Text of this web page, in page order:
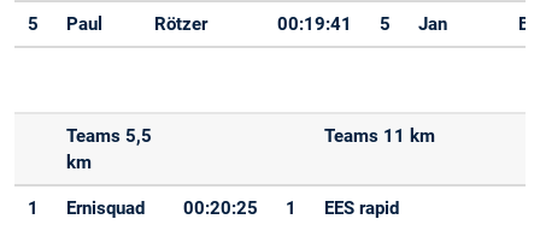
5 Paul Rötzer 00:19:41 5 Jan
Teams 5,5
km
Teams 11 km
1 Ernisquad 00:20:25 1 EES rapid